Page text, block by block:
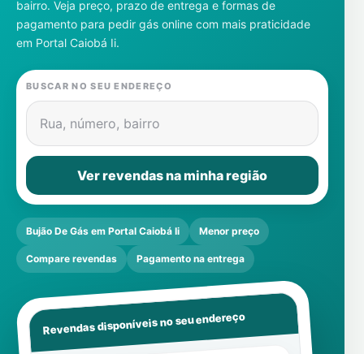
Cadastre-se
Gás
Contatos
bairro. Veja preço, prazo de entrega e formas de
pagamento para pedir gás online com mais praticidade
em Portal Caiobá Ii.
BUSCAR NO SEU ENDEREÇO
Rua, número, bairro
Ver revendas na minha região
Bujão De Gás em Portal Caiobá Ii Menor preço
Compare revendas Pagamento na entrega
Revendas disponíveis no seu endereço